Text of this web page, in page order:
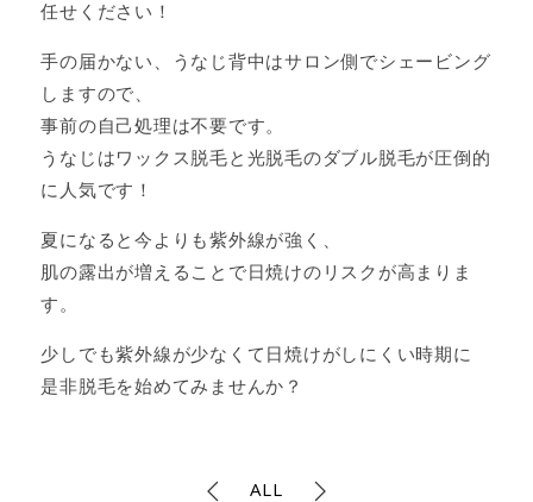
任せください！
手の届かない、うなじ背中はサロン側でシェービング
しますので、
事前の自己処理は不要です。
うなじはワックス脱毛と光脱毛のダブル脱毛が圧倒的
に人気です！
夏になると今よりも紫外線が強く、
肌の露出が増えることで日焼けのリスクが高まりま
す。
少しでも紫外線が少なくて日焼けがしにくい時期に
是非脱毛を始めてみませんか？
ALL